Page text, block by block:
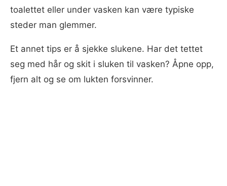
toalettet eller under vasken kan være typiske
steder man glemmer.
Et annet tips er å sjekke slukene. Har det tettet
seg med hår og skit i sluken til vasken? Åpne opp,
fjern alt og se om lukten forsvinner.